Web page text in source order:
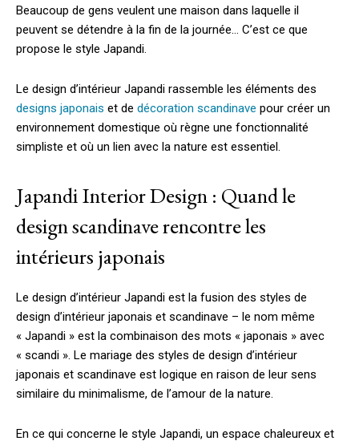
Beaucoup de gens veulent une maison dans laquelle il
peuvent se détendre à la fin de la journée… C’est ce que
propose le style Japandi.
Le design d’intérieur Japandi rassemble les éléments des
designs japonais et de décoration scandinave pour créer un
environnement domestique où règne une fonctionnalité
simpliste et où un lien avec la nature est essentiel.
Japandi Interior Design : Quand le
design scandinave rencontre les
intérieurs japonais
Le design d’intérieur Japandi est la fusion des styles de
design d’intérieur japonais et scandinave – le nom même
« Japandi » est la combinaison des mots « japonais » avec
« scandi ». Le mariage des styles de design d’intérieur
japonais et scandinave est logique en raison de leur sens
similaire du minimalisme, de l’amour de la nature.
En ce qui concerne le style Japandi, un espace chaleureux et